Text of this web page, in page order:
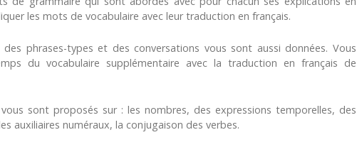
les mots de vocabulaire avec leur traduction en français.
phrases-types et des conversations vous sont aussi données. Vous
du vocabulaire supplémentaire avec la traduction en français de
sont proposés sur : les nombres, des expressions temporelles, des
auxiliaires numéraux, la conjugaison des verbes.